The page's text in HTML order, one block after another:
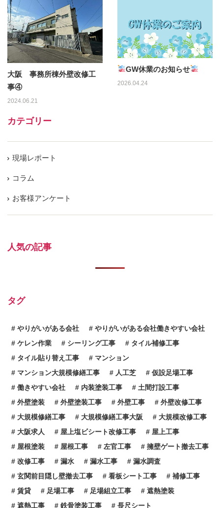
大阪 事務所棟外壁改修工
事④
2024.06.21
GW休業のお知らせ
2026.04.24
カテゴリー
現場レポート
コラム
お客様アンケート
人気の記事
タグ
やりがいがある会社
やりがいがある会社働きやすい会社
ケレン作業
シーリング工事
タイル補修工事
タイル貼り替え工事
マンション
マンション大規模修繕工事
人工芝
仮設足場工事
働きやすい会社
内装塗装工事
土間打設工事
外壁塗装
外壁塗装工事 外壁工事
外壁改修工事
大規模修繕工事
大規模修繕工事大阪
大規模改修工事
大阪求人
屋上塩ビシート改修工事
屋上工事
屋根塗装
屋根工事 左官工事
擁壁ゲート撤去工事
改修工事
漏水 漏水工事
漏水調査
玄関前目隠し壁撤去工事
看板シート工事
補修工事
賃貸
足場工事 足場組立工事
遮熱塗装
遮熱工事
鉄骨塗装工事 長尺シート